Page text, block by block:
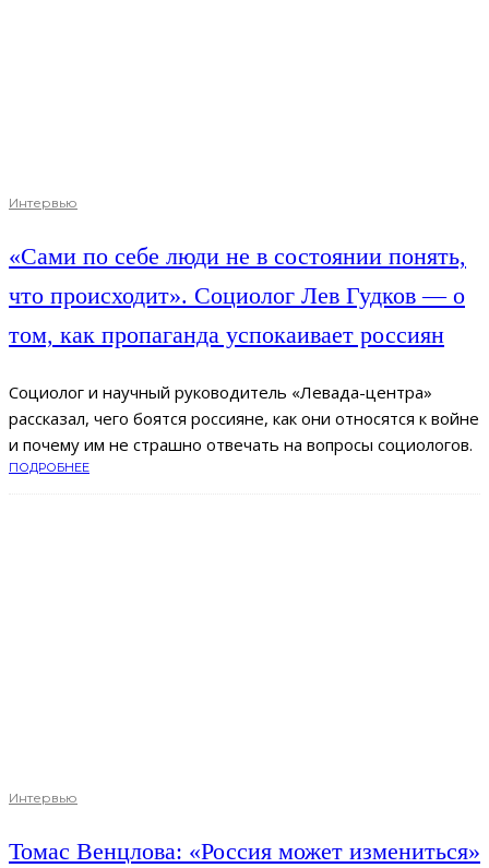
Интервью
«Сами по себе люди не в состоянии понять,
что происходит». Социолог Лев Гудков — о
том, как пропаганда успокаивает россиян
Cоциолог и научный руководитель «Левада-центра»
рассказал, чего боятся россияне, как они относятся к войне
и почему им не страшно отвечать на вопросы социологов.
ПОДРОБНЕЕ
Интервью
Томас Венцлова: «Россия может измениться»